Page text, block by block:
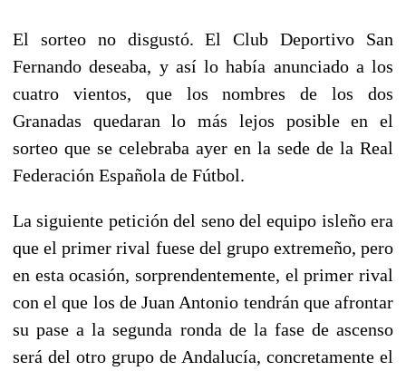
El sorteo no disgustó. El Club Deportivo San
Fernando deseaba, y así lo había anunciado a los
cuatro vientos, que los nombres de los dos
Granadas quedaran lo más lejos posible en el
sorteo que se celebraba ayer en la sede de la Real
Federación Española de Fútbol.
La siguiente petición del seno del equipo isleño era
que el primer rival fuese del grupo extremeño, pero
en esta ocasión, sorprendentemente, el primer rival
con el que los de Juan Antonio tendrán que afrontar
su pase a la segunda ronda de la fase de ascenso
será del otro grupo de Andalucía, concretamente el